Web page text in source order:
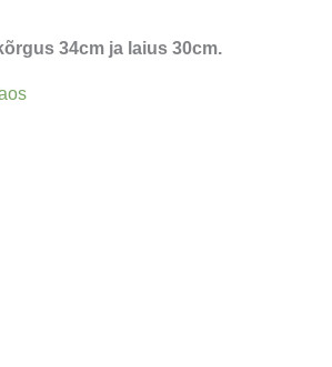
34cm ja laius 30cm.